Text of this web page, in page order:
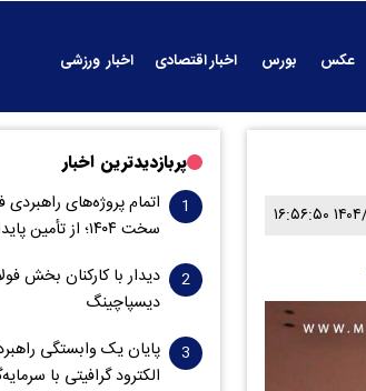
عکس بورس اخبار اقتصادی
اخبار ورزشی
پربازدیدترین اخبار
اتمام پروژه‌های راهبردی
سخت ۱۴۰۴؛ از تأمین پایدار آب تا خودتأمینی انرژی
دیدار با کارکنان بخش
دیسپاچینگ
پایان یک وابستگی
الکترود گرافیتی با